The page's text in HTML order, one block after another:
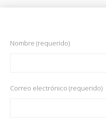
Nombre (requerido)
Correo electrónico (requerido)